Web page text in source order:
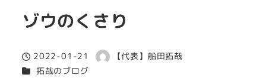
ゾウのくさり
投稿日
2022-01-21
著
【代表】船田拓哉
カテゴリー
拓哉のブログ